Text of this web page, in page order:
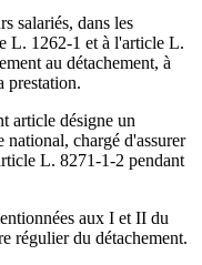
salariés, dans les
L. 1262-1 et à l'article L.
au détachement, à
prestation.
article désigne un
national, chargé d'assurer
L. 8271-1-2 pendant
aux I et II du
régulier du détachement.